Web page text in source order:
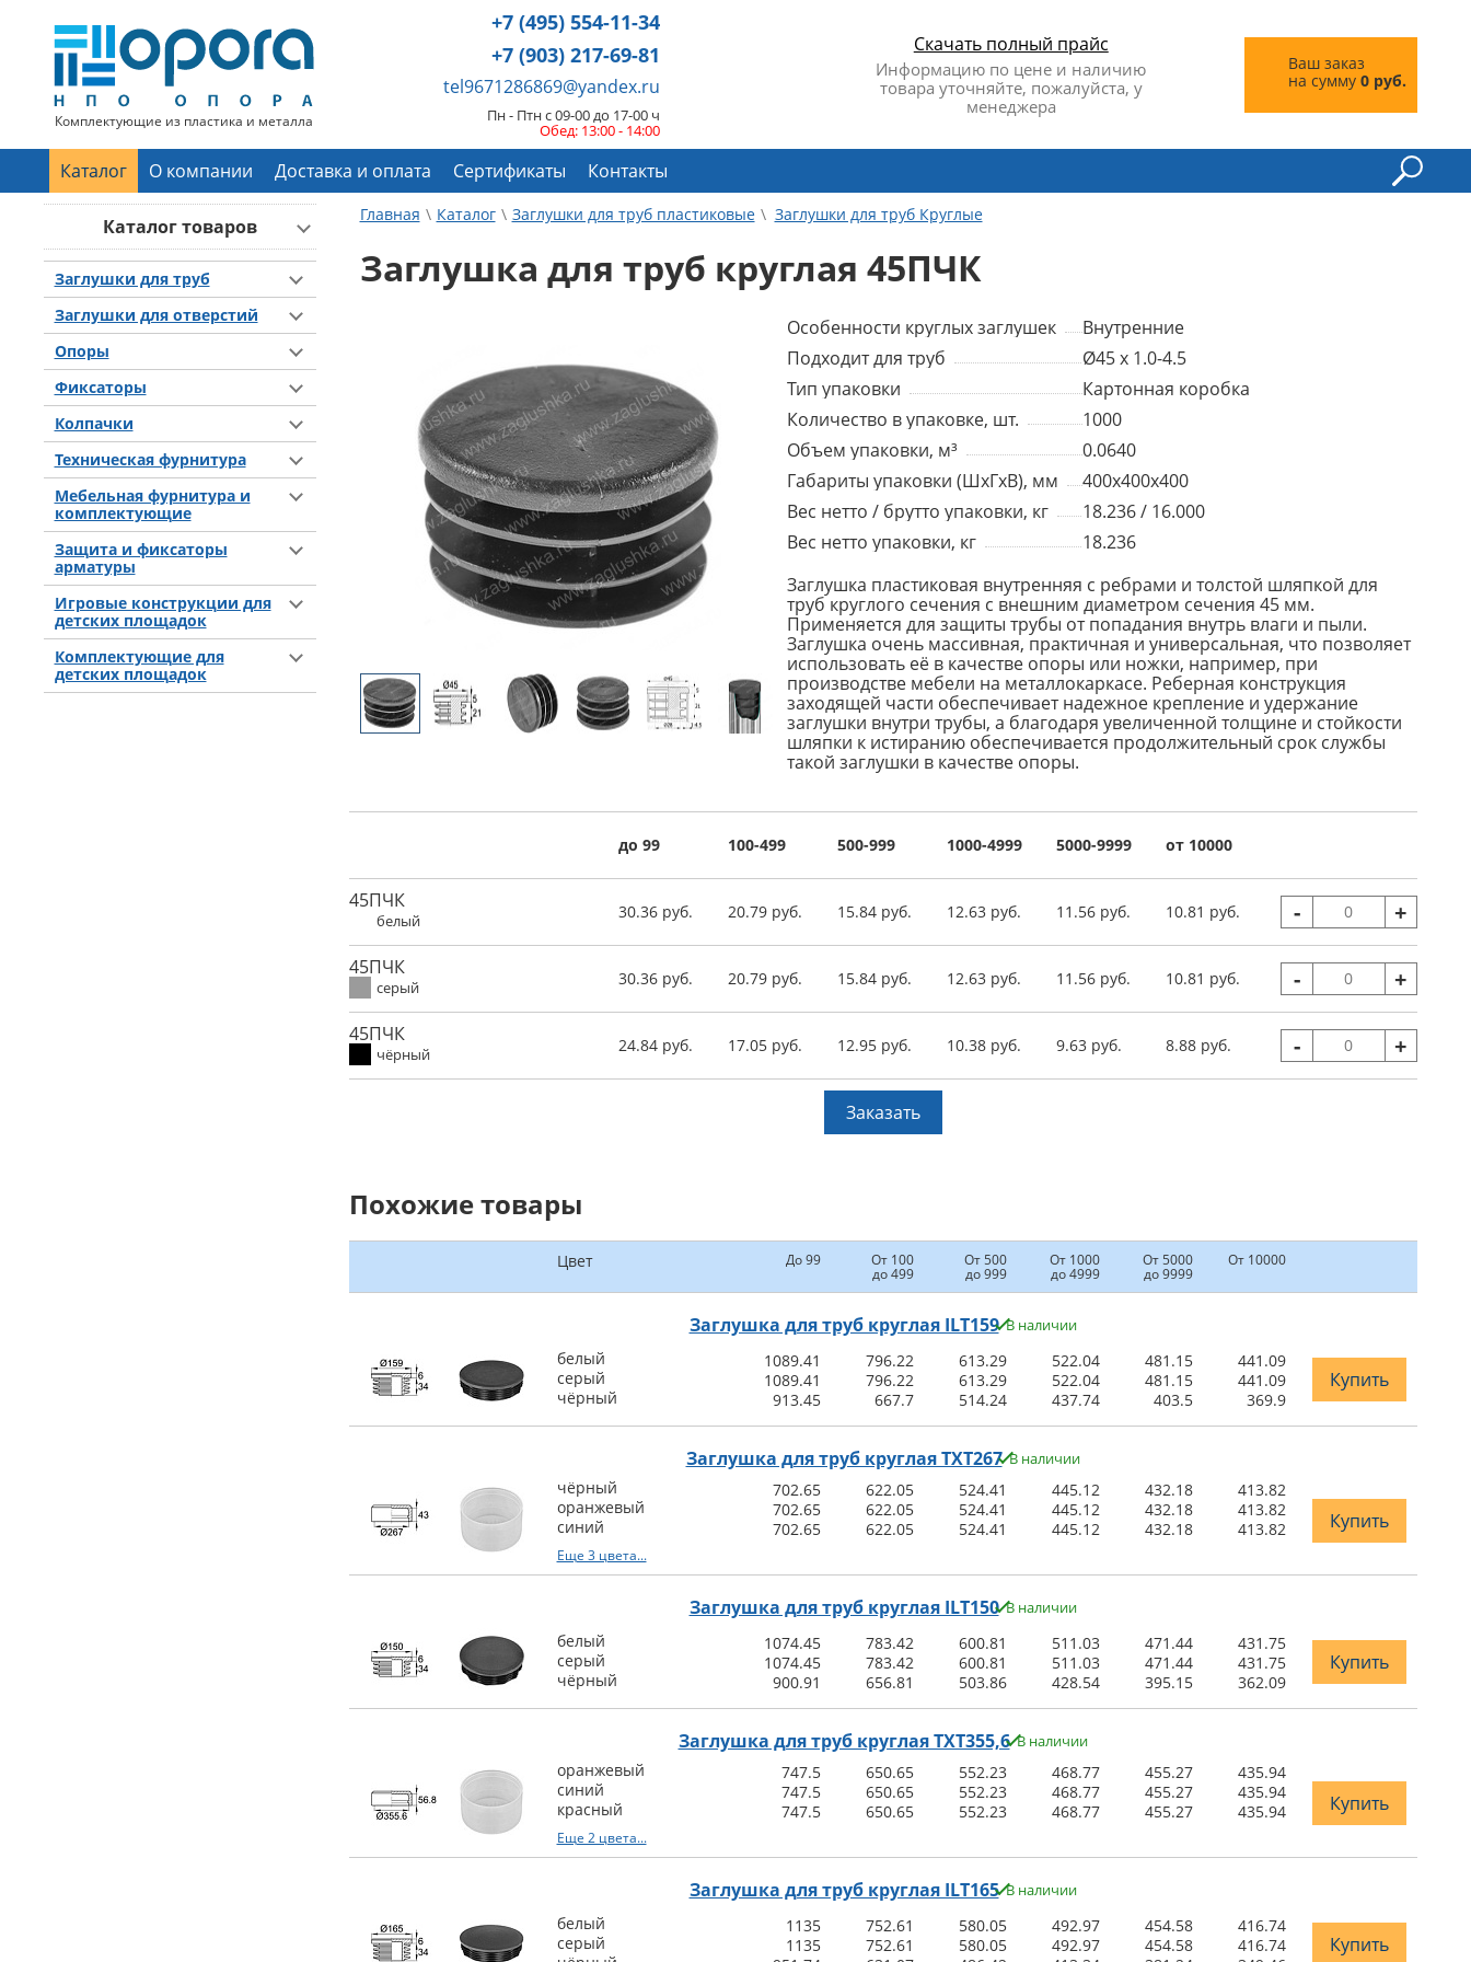
Комплектующие из пластика и металла
+7 (495) 554-11-34
+7 (903) 217-69-81
tel9671286869@yandex.ru
Пн - Птн с 09-00 до 17-00 ч
Обед: 13:00 - 14:00
Скачать полный прайс
Информацию по цене и наличию
товара уточняйте, пожалуйста, у
менеджера
Ваш заказ
на сумму 0 руб.
Каталог О компании Доставка и оплата Сертификаты Контакты
Каталог товаров
Заглушки для труб
Заглушки для отверстий
Опоры
Фиксаторы
Колпачки
Техническая фурнитура
Мебельная фурнитура и
комплектующие
Защита и фиксаторы
арматуры
Игровые конструкции для
детских площадок
Комплектующие для
детских площадок
Главная Каталог Заглушки для труб пластиковые Заглушки для труб Круглые
Заглушка для труб круглая 45ПЧК
Особенности круглых заглушек
Внутренние
Подходит для труб
Ø45 x 1.0-4.5
Тип упаковки
Картонная коробка
Количество в упаковке, шт.
1000
Объем упаковки, м³
0.0640
Габариты упаковки (ШхГхВ), мм
400x400x400
Вес нетто / брутто упаковки, кг
18.236 / 16.000
Вес нетто упаковки, кг
18.236
Заглушка пластиковая внутренняя с ребрами и толстой шляпкой для
труб круглого сечения с внешним диаметром сечения 45 мм.
Применяется для защиты трубы от попадания внутрь влаги и пыли.
Заглушка очень массивная, практичная и универсальная, что позволяет
использовать её в качестве опоры или ножки, например, при
производстве мебели на металлокаркасе. Реберная конструкция
заходящей части обеспечивает надежное крепление и удержание
заглушки внутри трубы, а благодаря увеличенной толщине и стойкости
шляпки к истиранию обеспечивается продолжительный срок службы
такой заглушки в качестве опоры.
до 99 100-499 500-999 1000-4999 5000-9999 от 10000
45ПЧК
белый 30.36 руб. 20.79 руб. 15.84 руб. 12.63 руб. 11.56 руб. 10.81 руб. - +
45ПЧК
серый 30.36 руб. 20.79 руб. 15.84 руб. 12.63 руб. 11.56 руб. 10.81 руб. - +
45ПЧК
чёрный 24.84 руб. 17.05 руб. 12.95 руб. 10.38 руб. 9.63 руб. 8.88 руб. - +
Заказать
Похожие товары
Цвет До 99 От 100
до 499
От 500
до 999
От 1000
до 4999
От 5000
до 9999
От 10000
Заглушка для труб круглая ILT159 В наличии
белый 1089.41 796.22 613.29 522.04 481.15
441.09
серый
1089.41 796.22 613.29 522.04 481.15
441.09
чёрный
913.45 667.7 514.24 437.74 403.5 369.9
Купить
Заглушка для труб круглая TXT267 В наличии
чёрный 702.65 622.05 524.41 445.12 432.18
413.82
оранжевый
702.65 622.05 524.41 445.12 432.18
413.82
синий
702.65 622.05 524.41 445.12 432.18 413.82
Еще 3 цвета...
Купить
Заглушка для труб круглая ILT150 В наличии
белый 1074.45 783.42 600.81 511.03 471.44
431.75
серый
1074.45 783.42 600.81 511.03 471.44
431.75
чёрный
900.91 656.81 503.86 428.54 395.15 362.09
Купить
Заглушка для труб круглая TXT355,6 В наличии
оранжевый 747.5 650.65 552.23 468.77 455.27
435.94
синий
747.5 650.65 552.23 468.77 455.27
435.94
красный
747.5 650.65 552.23 468.77 455.27 435.94
Еще 2 цвета...
Купить
Заглушка для труб круглая ILT165 В наличии
белый 1135 752.61 580.05 492.97 454.58
416.74
серый
1135 752.61 580.05 492.97 454.58
416.74
Купить